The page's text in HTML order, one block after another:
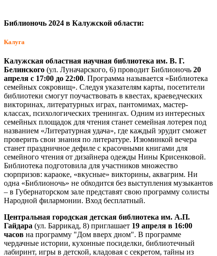
Библионочь 2024 в Калужской области:
Калуга
Калужская областная научная библиотека им. В. Г.
Белинского (ул. Луначарского, 6) проводит Библионочь 20
апреля с 17:00 до 22:00. Программа называется «Библиотека
семейных сокровищ». Следуя указателям карты, посетители
библиотеки смогут поучаствовать в квестах, краеведческих
викторинах, литературных играх, пантомимах, мастер-
классах, психологических тренингах. Одним из интересных
семейных площадок для чтения станет семейная лотерея под
названием «Литературная удача», где каждый эрудит сможет
проверить свои знания по литературе. Изюминкой вечера
станет праздничное дефиле с красочными книгами для
семейного чтения от дизайнера одежды Нины Крисенковой.
Библиотека подготовила для участников множество
сюрпризов: караоке, «вкусные» викторины, аквагрим. Ни
одна «Библионочь» не обходится без выступления музыкантов
– в Губернаторском зале представят свою программу солисты
Народной филармонии. Вход бесплатный.
Центральная городская детская библиотека им. А.П.
Гайдара (ул. Баррикад, 8) приглашает 19 апреля в 16:00
часов на программу "Дом вверх дном". В программе
чердачные истории, кухонные посиделки, библиотечный
лабиринт, игры в детской, кладовая с секретом, тайны из